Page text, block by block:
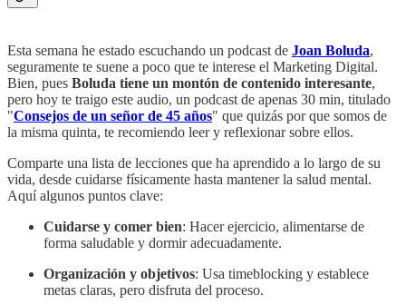
Esta semana he estado escuchando un podcast de Joan Boluda,
seguramente te suene a poco que te interese el Marketing Digital.
Bien, pues Boluda tiene un montón de contenido interesante,
pero hoy te traigo este audio, un podcast de apenas 30 min, titulado
"Consejos de un señor de 45 años" que quizás por que somos de
la misma quinta, te recomiendo leer y reflexionar sobre ellos.
Comparte una lista de lecciones que ha aprendido a lo largo de su
vida, desde cuidarse físicamente hasta mantener la salud mental.
Aquí algunos puntos clave:
Cuidarse y comer bien: Hacer ejercicio, alimentarse de
forma saludable y dormir adecuadamente.
Organización y objetivos: Usa timeblocking y establece
metas claras, pero disfruta del proceso.